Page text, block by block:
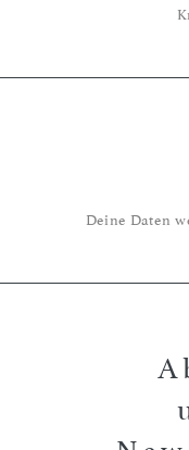
Deine Daten